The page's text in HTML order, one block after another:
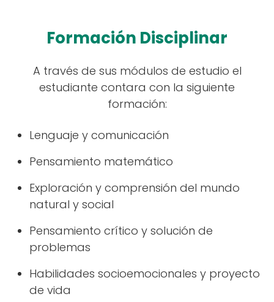
Formación Disciplinar
A través de sus módulos de estudio el
estudiante contara con la siguiente
formación:
Lenguaje y comunicación
Pensamiento matemático
Exploración y comprensión del mundo
natural y social
Pensamiento crítico y solución de
problemas
Habilidades socioemocionales y proyecto
de vida